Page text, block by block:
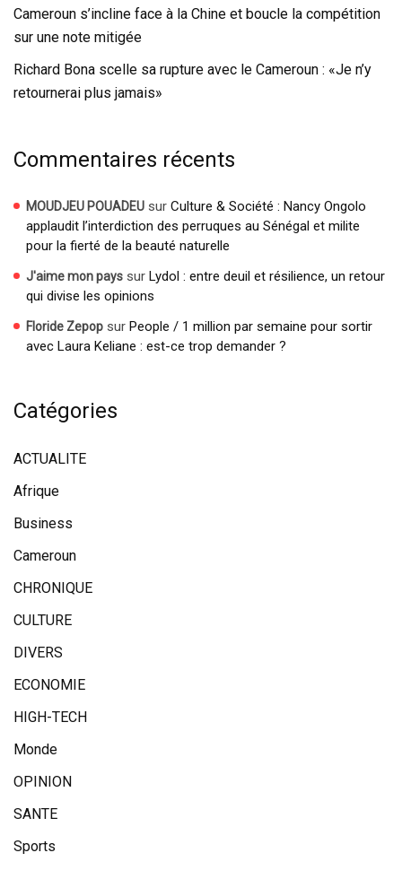
Cameroun s’incline face à la Chine et boucle la compétition
sur une note mitigée
Richard Bona scelle sa rupture avec le Cameroun : «Je n’y
retournerai plus jamais»
Commentaires récents
MOUDJEU POUADEU sur Culture & Société : Nancy Ongolo
applaudit l’interdiction des perruques au Sénégal et milite
pour la fierté de la beauté naturelle
J'aime mon pays sur Lydol : entre deuil et résilience, un retour
qui divise les opinions
Floride Zepop sur People / 1 million par semaine pour sortir
avec Laura Keliane : est-ce trop demander ?
Catégories
ACTUALITE
Afrique
Business
Cameroun
CHRONIQUE
CULTURE
DIVERS
ECONOMIE
HIGH-TECH
Monde
OPINION
SANTE
Sports